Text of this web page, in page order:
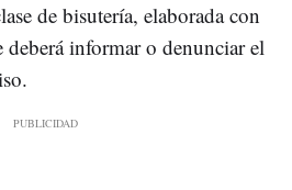
de bisutería, elaborada con
deberá informar o denunciar el